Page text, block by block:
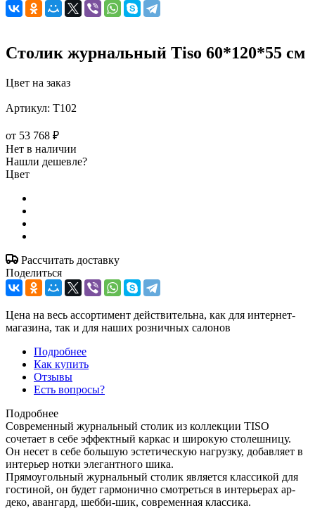
Столик журнальный Tiso 60*120*55 см
Цвет на заказ
Артикул: T102
от 53 768 ₽
Нет в наличии
Нашли дешевле?
Цвет
Рассчитать доставку
Поделиться
Цена на весь ассортимент действительна, как для интернет-
магазина, так и для наших розничных салонов
Подробнее
Как купить
Отзывы
Есть вопросы?
Подробнее
Современный журнальный столик из коллекции TISO
сочетает в себе эффектный каркас и широкую столешницу.
Он несет в себе большую эстетическую нагрузку, добавляет в
интерьер нотки элегантного шика.
Прямоугольный журнальный столик является классикой для
гостиной, он будет гармонично смотреться в интерьерах ар-
деко, авангард, шебби-шик, современная классика.